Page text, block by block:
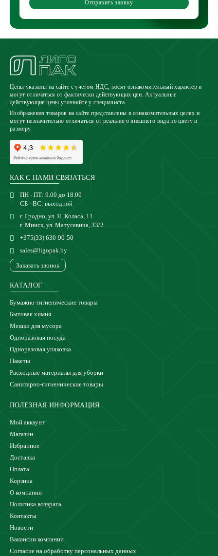
Отправить заявку
Цены указаны на сайте с учетом НДС, носят ознакомительный характер и
могут отличаться от фактически действующих цен. Актуальные
действующие цены уточняйте у специалиста.
Изображения товаров на сайте представлены в ознакомительных целях и
могут незначительно отличаться от реального внешнего вида по цвету и
размеру.
КАК С НАМИ СВЯЗАТЬСЯ
ПН - ПТ: 9.00 до 18.00
СБ - ВС: выходной
г. Гродно, ул. Я. Коласа, 11
г. Минск, ул. Матусевича, 33/2
+375(33) 630-90-50
sales@ligopak.by
Заказать звонок
КАТАЛОГ
Бумажно-гигиенические товары
Бытовая химия
Мешки для мусора
Одноразовая посуда
Одноразовая упаковка
Пакеты
Расходные материалы для уборки
Санитарно-гигиенические товары
ПОЛЕЗНАЯ ИНФОРМАЦИЯ
Мой аккаунт
Магазин
Избранное
Доставка
Оплата
Корзина
О компании
Политика возврата
Контакты
Новости
Вакансии компании
Согласие на обработку персональных данных